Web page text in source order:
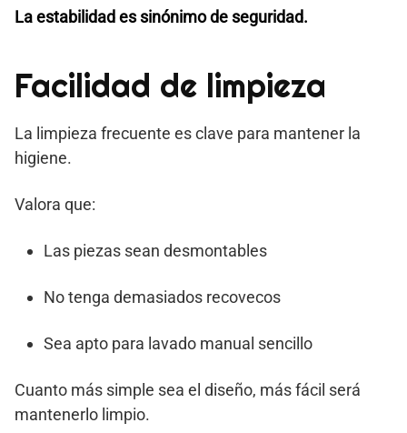
La estabilidad es sinónimo de seguridad.
Facilidad de limpieza
La limpieza frecuente es clave para mantener la
higiene.
Valora que:
Las piezas sean desmontables
No tenga demasiados recovecos
Sea apto para lavado manual sencillo
Cuanto más simple sea el diseño, más fácil será
mantenerlo limpio.